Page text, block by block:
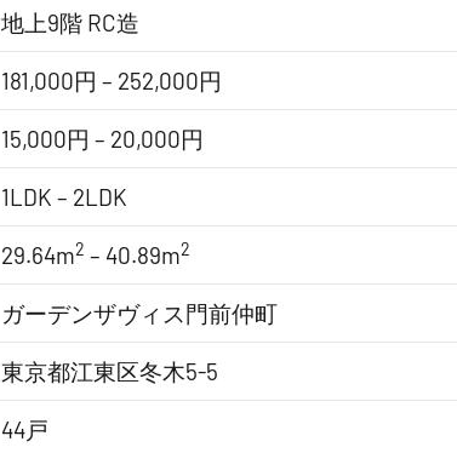
地上9階 RC造
181,000円 – 252,000円
15,000円 – 20,000円
1LDK – 2LDK
29.64m2 – 40.89m2
ガーデンザヴィス門前仲町
東京都江東区冬木5-5
44戸